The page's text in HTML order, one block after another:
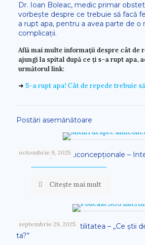
Dr. Ioan Boleac, medic primar
vorbește despre ce trebuie să facă
a rupt apa, pentru a avea parte de o
complicații.
Află mai multe informații despre cât de
ajungi la spital după ce ți s-a rupt apa,
următorul link:
➜ S-a rupt apa! Cât de repede trebuie
Postări asemănătoare
octombrie 9, 2025
Mituri despre anticoncepționale –
Citește mai mult
septembrie 29, 2025
Podcast SOS Infertilitatea – „Ce știi
ta?”